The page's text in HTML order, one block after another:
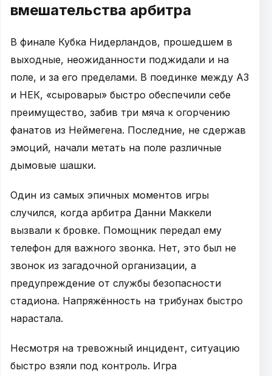
вмешательства арбитра
В финале Кубка Нидерландов, прошедшем в
выходные, неожиданности поджидали и на
поле, и за его пределами. В поединке между АЗ
и НЕК, «сыровары» быстро обеспечили себе
преимущество, забив три мяча к огорчению
фанатов из Неймегена. Последние, не сдержав
эмоций, начали метать на поле различные
дымовые шашки.
Один из самых эпичных моментов игры
случился, когда арбитра Данни Маккели
вызвали к бровке. Помощник передал ему
телефон для важного звонка. Нет, это был не
звонок из загадочной организации, а
предупреждение от службы безопасности
стадиона. Напряжённость на трибунах быстро
нарастала.
Несмотря на тревожный инцидент, ситуацию
быстро взяли под контроль. Игра